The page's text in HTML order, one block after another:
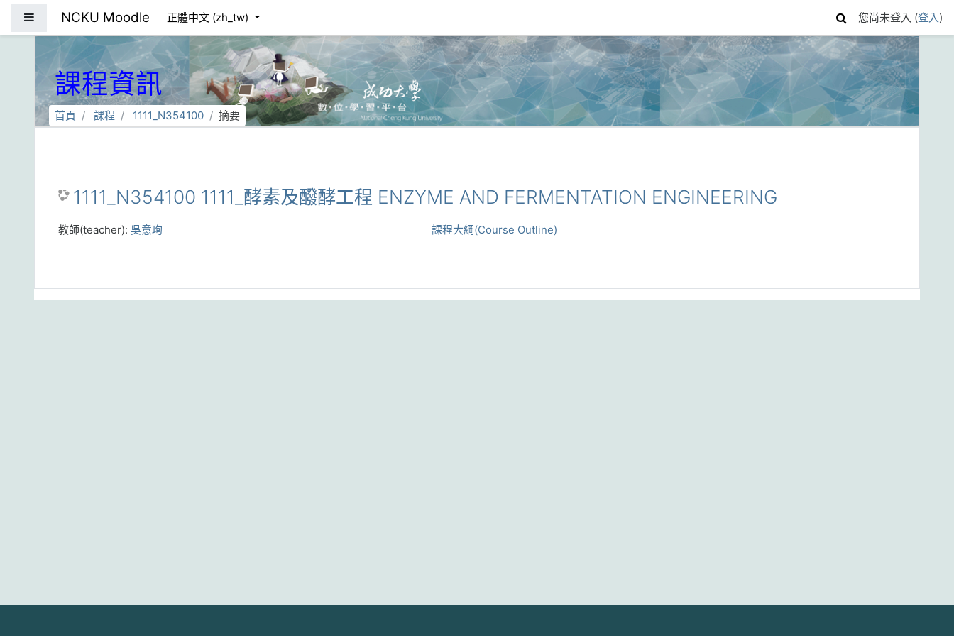
NCKU Moodle 正體中文 ‎(zh_tw)‎ 您尚未登入 (登入)
課程資訊
首頁 課程 1111_N354100 摘要
1111_N354100 1111_酵素及醱酵工程 ENZYME AND FERMENTATION ENGINEERING
課程大綱(Course Outline)
教師(teacher): 吳意珣